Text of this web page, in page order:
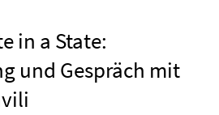
in a State:
und Gespräch mit